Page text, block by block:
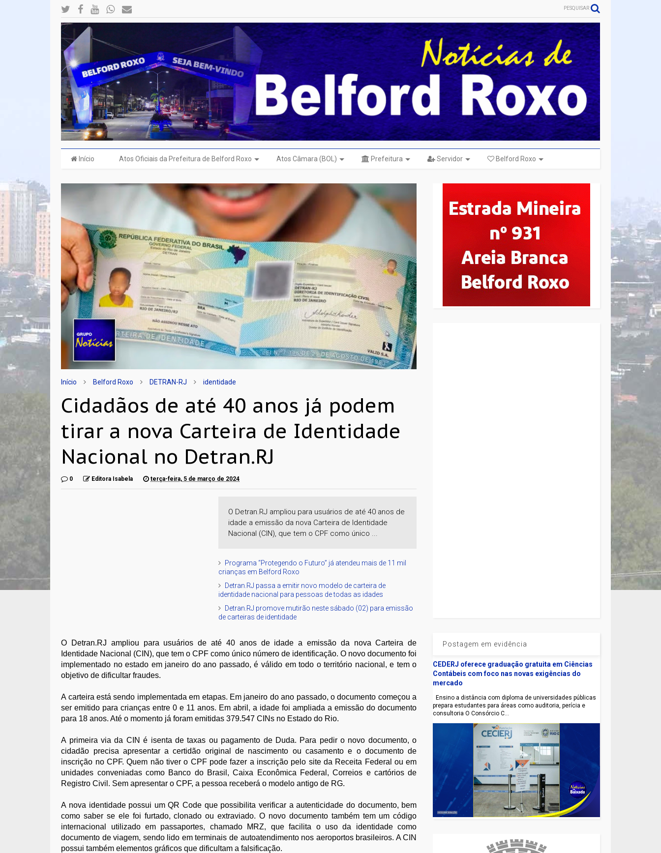
PESQUISAR
Início Atos Oficiais da Prefeitura de Belford Roxo Atos Câmara (BOL) Prefeitura Servidor Belford Roxo
Início Belford Roxo DETRAN-RJ identidade
Cidadãos de até 40 anos já podem
tirar a nova Carteira de Identidade
Nacional no Detran.RJ
0 Editora Isabela terça-feira, 5 de março de 2024
O Detran.RJ ampliou para usuários de até 40 anos de
idade a emissão da nova Carteira de Identidade
Nacional (CIN), que tem o CPF como único ...
Programa “Protegendo o Futuro” já atendeu mais de 11 mil
crianças em Belford Roxo
Detran.RJ passa a emitir novo modelo de carteira de
identidade nacional para pessoas de todas as idades
Detran.RJ promove mutirão neste sábado (02) para emissão
de carteiras de identidade
O Detran.RJ ampliou para usuários de até 40 anos de idade a emissão da nova Carteira de
Identidade Nacional (CIN), que tem o CPF como único número de identificação. O novo documento foi
implementado no estado em janeiro do ano passado, é válido em todo o território nacional, e tem o
objetivo de dificultar fraudes.
A carteira está sendo implementada em etapas. Em janeiro do ano passado, o documento começou a
ser emitido para crianças entre 0 e 11 anos. Em abril, a idade foi ampliada a emissão do documento
para 18 anos. Até o momento já foram emitidas 379.547 CINs no Estado do Rio.
A primeira via da CIN é isenta de taxas ou pagamento de Duda. Para pedir o novo documento, o
cidadão precisa apresentar a certidão original de nascimento ou casamento e o documento de
inscrição no CPF. Quem não tiver o CPF pode fazer a inscrição pelo site da Receita Federal ou em
unidades conveniadas como Banco do Brasil, Caixa Econômica Federal, Correios e cartórios de
Registro Civil. Sem apresentar o CPF, a pessoa receberá o modelo antigo de RG.
A nova identidade possui um QR Code que possibilita verificar a autenticidade do documento, bem
como saber se ele foi furtado, clonado ou extraviado. O novo documento também tem um código
internacional utilizado em passaportes, chamado MRZ, que facilita o uso da identidade como
documento de viagem, sendo lido em terminais de autoatendimento nos aeroportos brasileiros. A CIN
possui também elementos gráficos que dificultam a falsificação.
Postagem em evidência
CEDERJ oferece graduação gratuita em Ciências
Contábeis com foco nas novas exigências do
mercado
Ensino a distância com diploma de universidades públicas
prepara estudantes para áreas como auditoria, perícia e
consultoria O Consórcio C...